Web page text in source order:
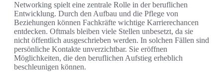
Networking spielt eine zentrale Rolle in der beruflichen
Entwicklung. Durch den Aufbau und die Pflege von
Beziehungen können Fachkräfte wichtige Karrierechancen
entdecken. Oftmals bleiben viele Stellen unbesetzt, da sie
nicht öffentlich ausgeschrieben werden. In solchen Fällen sind
persönliche Kontakte unverzichtbar. Sie eröffnen
Möglichkeiten, die den beruflichen Aufstieg erheblich
beschleunigen können.